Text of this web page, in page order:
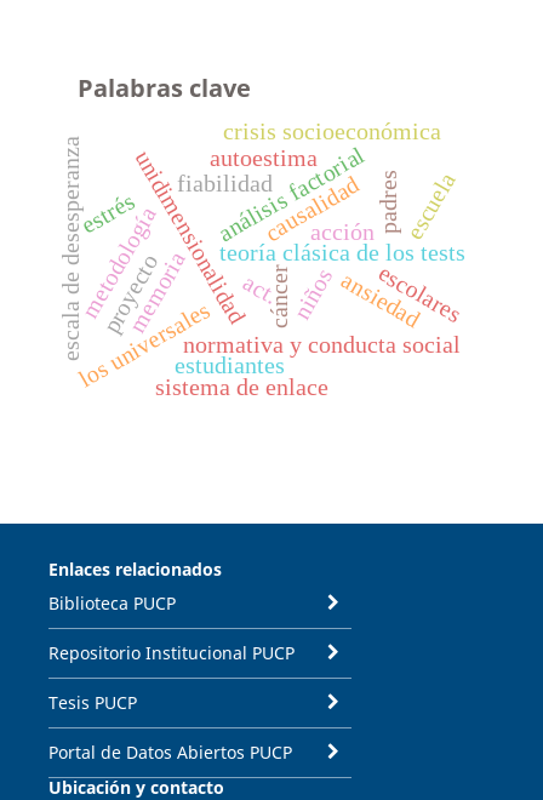
Palabras clave
unidimensionalidadteoría clásica de los tests
análisis factorial
causalidad
los universalesnormativa y conducta social
escala de desesperanza fiabilidad
estudiantes
cáncer
padres
niños
metodología
crisis socioeconómica
autoestima
ansiedad
memoria
sistema de enlace
estrés
escolares
escuela
act.
proyecto
acción
Enlaces relacionados
Biblioteca PUCP
Repositorio Institucional PUCP
Tesis PUCP
Portal de Datos Abiertos PUCP
Ubicación y contacto